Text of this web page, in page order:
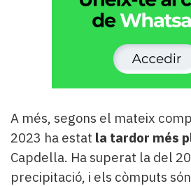
A més, segons el mateix
2023 ha estat la tardor més
Capdella. Ha superat la del
precipitació, i els còmputs